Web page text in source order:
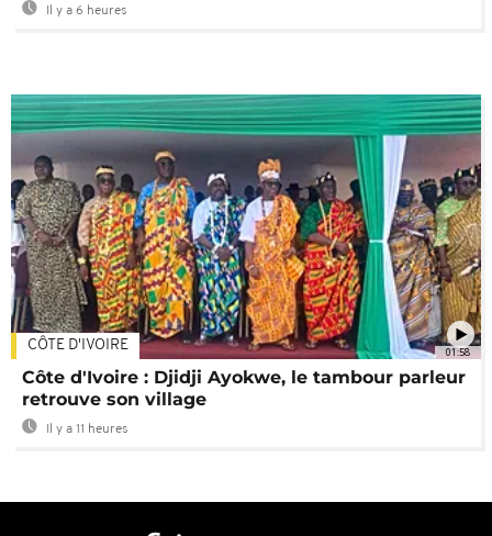
Il y a 6 heures
01:58
CÔTE D'IVOIRE
Côte d'Ivoire : Djidji Ayokwe, le tambour parleur
retrouve son village
Il y a 11 heures